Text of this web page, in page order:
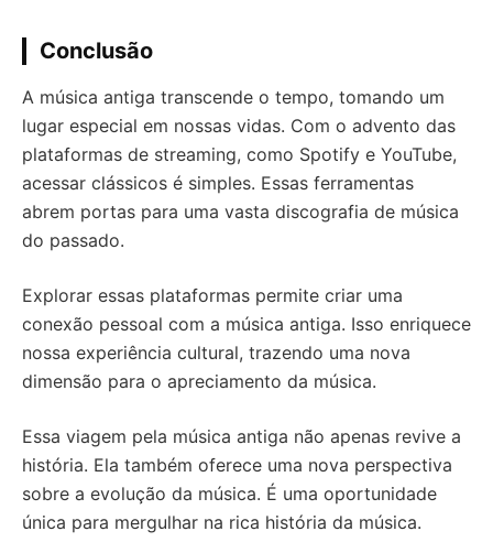
Conclusão
A música antiga transcende o tempo, tomando um
lugar especial em nossas vidas. Com o advento das
plataformas de streaming, como Spotify e YouTube,
acessar clássicos é simples. Essas ferramentas
abrem portas para uma vasta discografia de música
do passado.
Explorar essas plataformas permite criar uma
conexão pessoal com a música antiga. Isso enriquece
nossa experiência cultural, trazendo uma nova
dimensão para o apreciamento da música.
Essa viagem pela música antiga não apenas revive a
história. Ela também oferece uma nova perspectiva
sobre a evolução da música. É uma oportunidade
única para mergulhar na rica história da música.